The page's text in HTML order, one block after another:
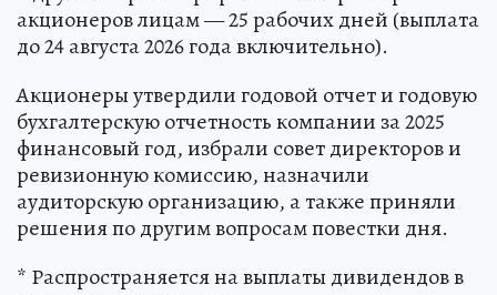
акционеров лицам — 25 рабочих дней (выплата
до 24 августа 2026 года включительно).
Акционеры утвердили годовой отчет и годовую
бухгалтерскую отчетность компании за 2025
финансовый год, избрали совет директоров и
ревизионную комиссию, назначили
аудиторскую организацию, а также приняли
решения по другим вопросам повестки дня.
* Распространяется на выплаты дивидендов в